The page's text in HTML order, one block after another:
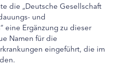
die „Deutsche Gesellschaft
und
eine Ergänzung zu dieser
Namen für die
eingeführt, die im